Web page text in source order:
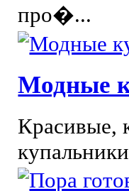
про�...
Модные
Красивые,